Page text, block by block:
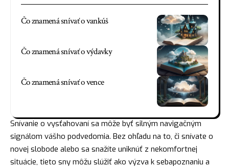
Čo znamená snívať o vankúš
Čo znamená snívať o výdavky
Čo znamená snívať o vence
Snívanie o vysťahovaní sa môže byť silným navigačným
signálom vášho podvedomia. Bez ohľadu na to, či snívate o
novej slobode alebo sa snažíte uniknúť z nekomfortnej
situácie, tieto sny môžu slúžiť ako výzva k sebapoznaniu a